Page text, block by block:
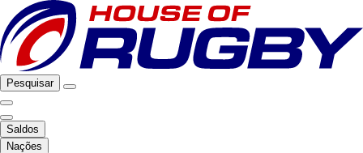
Pesquisar
Saldos
Nações